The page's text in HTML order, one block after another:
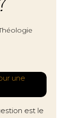
est le